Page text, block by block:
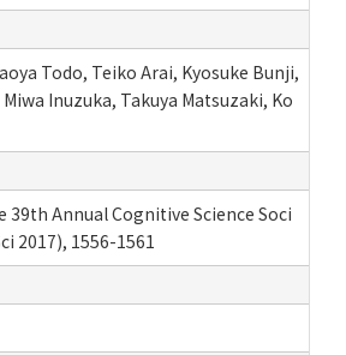
Todo, Teiko Arai, Kyosuke Bunji,
Inuzuka, Takuya Matsuzaki, Ko
39th Annual Cognitive Science Soci
2017), 1556-1561